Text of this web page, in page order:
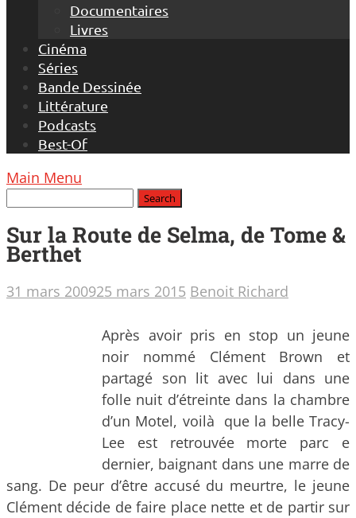
Documentaires
Livres
Cinéma
Séries
Bande Dessinée
Littérature
Podcasts
Best-Of
Main Menu
Sur la Route de Selma, de Tome &
Berthet
31 mars 200925 mars 2015 Benoit Richard
Après avoir pris en stop un jeune
noir nommé Clément Brown et
partagé son lit avec lui dans une
folle nuit d’étreinte dans la chambre
d’un Motel, voilà que la belle Tracy-
Lee est retrouvée morte parc e
dernier, baignant dans une marre de
sang. De peur d’être accusé du meurtre, le jeune
Clément décide de faire place nette et de partir sur